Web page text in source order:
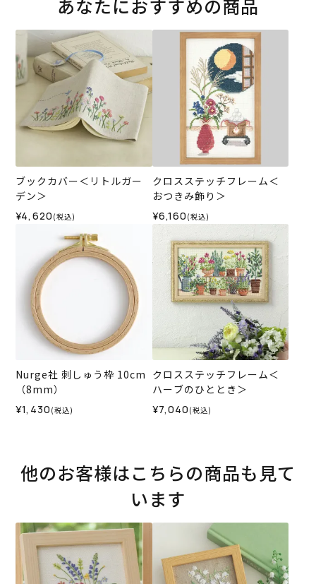
あなたにおすすめの商品
ブックカバー＜リトルガー
デン＞
¥4,620 (税込)
クロスステッチフレーム＜
おつきみ飾り＞
¥6,160 (税込)
Nurge社 刺しゅう枠 10cm
（8mm）
¥1,430 (税込)
クロスステッチフレーム＜
ハーブのひととき＞
¥7,040 (税込)
他のお客様はこちらの商品も見て
います